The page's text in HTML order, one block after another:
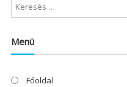
Menü
Főoldal